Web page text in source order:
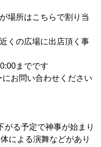
場所はこちらで割り当
くの広場に出店頂く事
までです
お問い合わせください
がる予定で神事が始まり
による演舞などがあり